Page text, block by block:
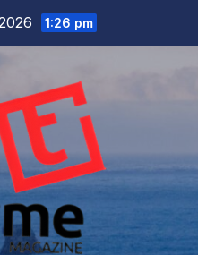
1:26 pm